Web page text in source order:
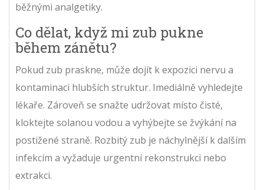
běžnými analgetiky.
Co dělat, když mi zub pukne
během zánětu?
Pokud zub praskne, může dojít k expozici nervu a
kontaminaci hlubších struktur. Imediálně vyhledejte
lékaře. Zároveň se snažte udržovat místo čisté,
kloktejte solanou vodou a vyhýbejte se žvýkání na
postižené straně. Rozbitý zub je náchylnější k dalším
infekcím a vyžaduje urgentní rekonstrukci nebo
extrakci.